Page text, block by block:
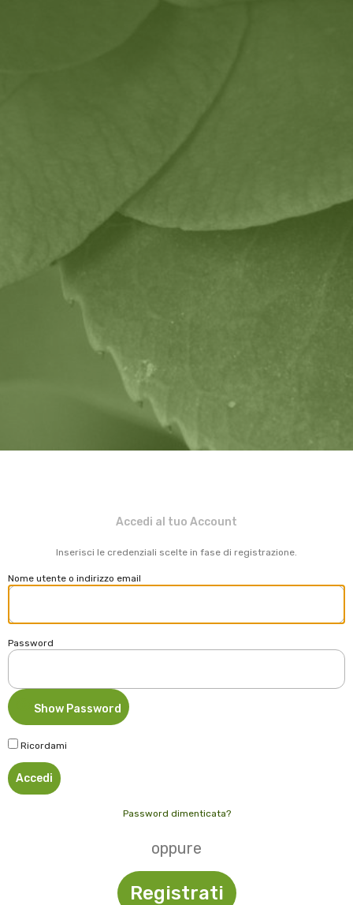
Accedi al tuo Account
Inserisci le credenziali scelte in fase di registrazione.
Nome utente o indirizzo email
Password
Show Password
Ricordami
Password dimenticata?
oppure
Registrati